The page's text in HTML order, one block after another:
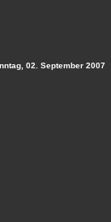
02. September 2007